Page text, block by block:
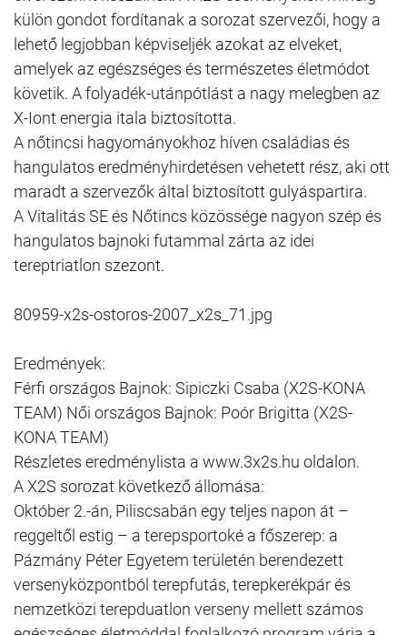
külön gondot fordítanak a sorozat szervezői, hogy a
lehető legjobban képviseljék azokat az elveket,
amelyek az egészséges és természetes életmódot
követik. A folyadék-utánpótlást a nagy melegben az
X-Iont energia itala biztosította.
A nőtincsi hagyományokhoz híven családias és
hangulatos eredményhirdetésen vehetett rész, aki ott
maradt a szervezők által biztosított gulyáspartira.
A Vitalitás SE és Nőtincs közössége nagyon szép és
hangulatos bajnoki futammal zárta az idei
tereptriatlon szezont.
80959-x2s-ostoros-2007_x2s_71.jpg
Eredmények:
Férfi országos Bajnok: Sipiczki Csaba (X2S-KONA
TEAM) Női országos Bajnok: Poór Brigitta (X2S-
KONA TEAM)
Részletes eredménylista a www.3x2s.hu oldalon.
A X2S sorozat következő állomása:
Október 2.-án, Piliscsabán egy teljes napon át –
reggeltől estig – a terepsportoké a főszerep: a
Pázmány Péter Egyetem területén berendezett
versenyközpontból terepfutás, terepkerékpár és
nemzetközi terepduatlon verseny mellett számos